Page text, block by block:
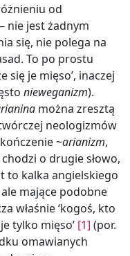
od
nie jest żadnym
się, nie polega na
To po prostu
się je mięso’, inaczej
nieweganizm).
można zresztą
neologizmów
~arianizm,
chodzi o drugie słowo,
to kalka angielskiego
mające podobne
właśnie ‘kogoś, kto
tylko mięso’ [1] (por.
omawianych